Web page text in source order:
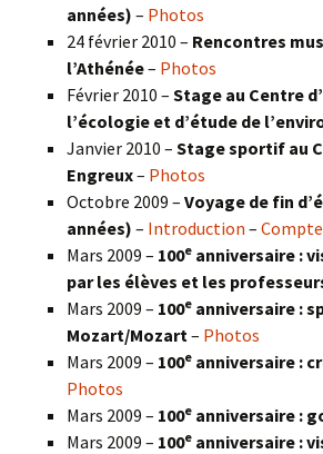
années) – Photos
24 février 2010 – Rencontres
l’Athénée– Photos
Février 2010 – Stage au Centre
l’écologie et d’étude de
Janvier 2010 – Stage sportif au
Engreux– Photos
Octobre 2009 – Voyage de fin
années) – Introduction –
Mars 2009 – 100e anniversaire :
par les élèves et les
Mars 2009 – 100e anniversaire :
Mozart/Mozart – Photos
Mars 2009 – 100e anniversaire :
Photos
Mars 2009 – 100e anniversaire :
Mars 2009 – 100e anniversaire :